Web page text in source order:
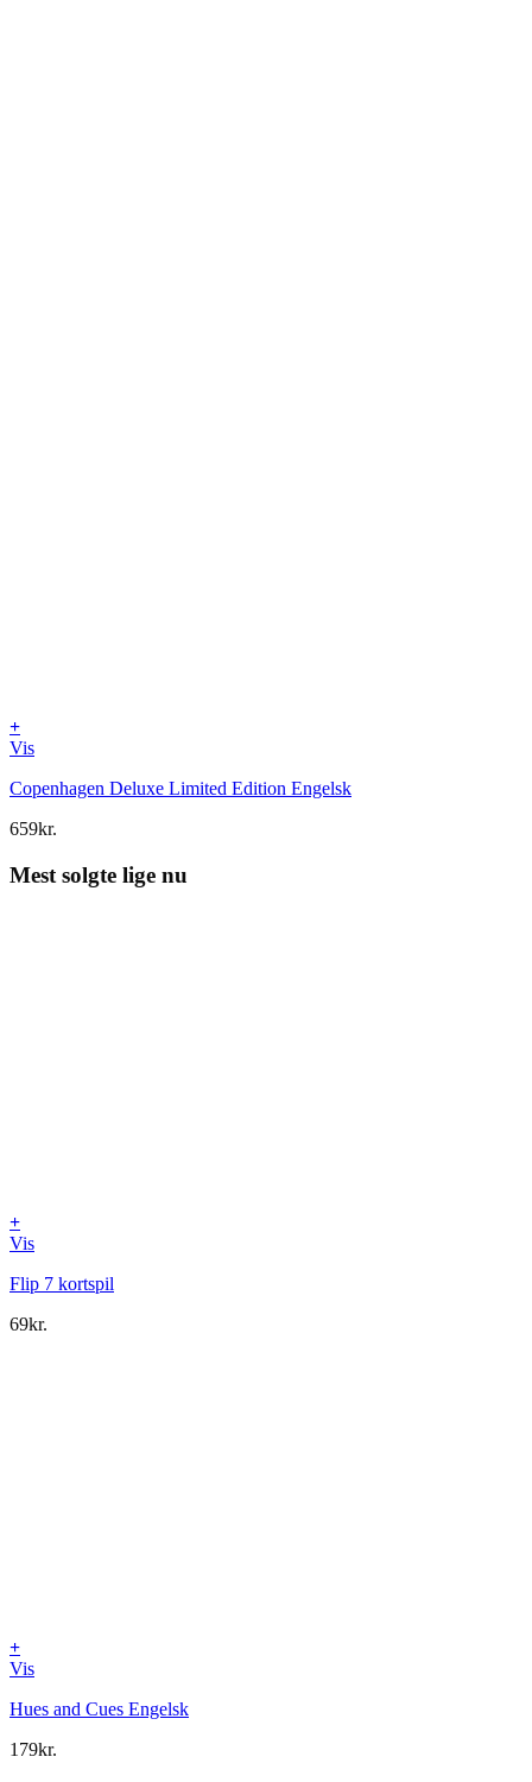
+
Vis
Copenhagen Deluxe Limited Edition Engelsk
659kr.
Mest solgte lige nu
+
Vis
Flip 7 kortspil
69kr.
+
Vis
Hues and Cues Engelsk
179kr.